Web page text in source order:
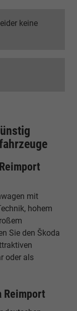
keine
mit
hohem
Sie den Škoda
oder als
Reimport